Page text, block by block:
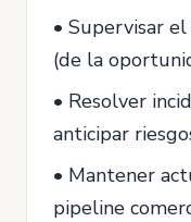
• Supervisar
(de la
• Resolver
anticipar
• Mantener
pipeline